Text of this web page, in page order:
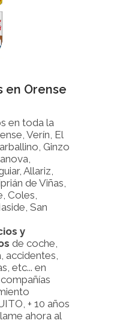
en Orense
en toda la
Verín, El
Ginzo
Allariz,
de Viñas,
Coles,
San
y
de coche,
accidentes,
etc... en
+ 10 años
ahora al